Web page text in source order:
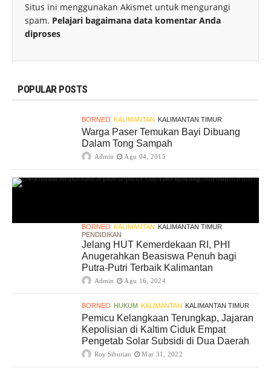
Situs ini menggunakan Akismet untuk mengurangi
spam. Pelajari bagaimana data komentar Anda
diproses
POPULAR POSTS
BORNEO KALIMANTAN KALIMANTAN TIMUR
Warga Paser Temukan Bayi Dibuang
Dalam Tong Sampah
Admin Agu 04, 2015
BORNEO KALIMANTAN KALIMANTAN TIMUR
PENDIDIKAN
Jelang HUT Kemerdekaan RI, PHI
Anugerahkan Beasiswa Penuh bagi
Putra-Putri Terbaik Kalimantan
Admin Agu 16, 2024
BORNEO HUKUM KALIMANTAN KALIMANTAN TIMUR
Pemicu Kelangkaan Terungkap, Jajaran
Kepolisian di Kaltim Ciduk Empat
Pengetab Solar Subsidi di Dua Daerah
Roy Siburian Mar 31, 2022